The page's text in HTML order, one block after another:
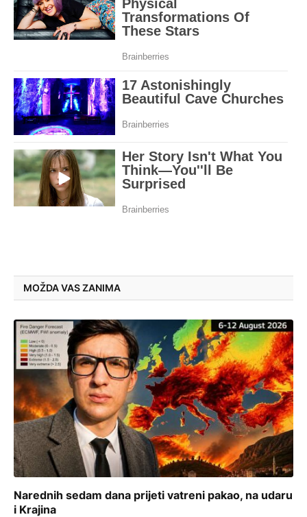
MOŽDA VAS ZANIMA
Narednih sedam dana prijeti vatreni pakao, na udaru
i Krajina